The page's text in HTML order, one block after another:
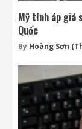
Mỹ tính áp giá
Quốc
By Hoàng Sơn